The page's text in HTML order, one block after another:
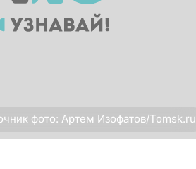
фото: Артем Изофатов/Tomsk.ru